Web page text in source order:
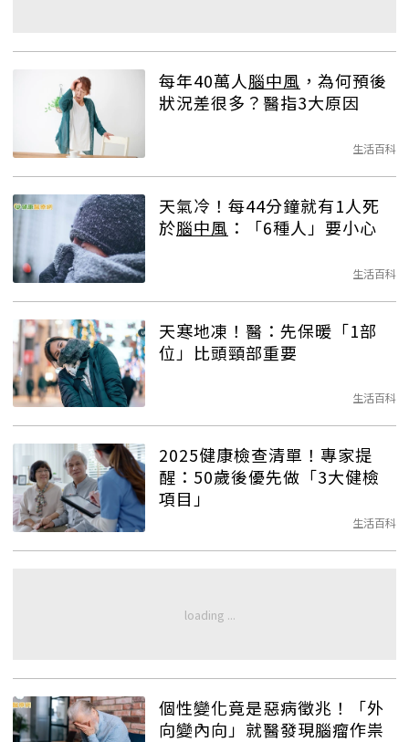
每年40萬人腦中風 ，為何預後
狀況差很多？醫指3大原因
生活百科
天氣冷！每44分鐘就有1人死
於腦中風 ：「6種人」要小心
生活百科
天寒地凍！醫：先保暖「1部
位」比頭頸部重要
生活百科
2025健康檢查清單！專家提
醒：50歲後優先做「3大健檢
項目」
生活百科
個性變化竟是惡病徵兆！「外
向變內向」就醫發現腦瘤作祟